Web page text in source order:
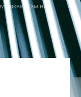
ключові зміни